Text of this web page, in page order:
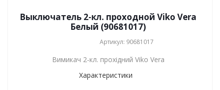
Выключатель 2-кл. проходной Viko Vera
Белый (90681017)
Артикул: 90681017
Вимикач 2-кл. прохідний Viko Vera
Характеристики